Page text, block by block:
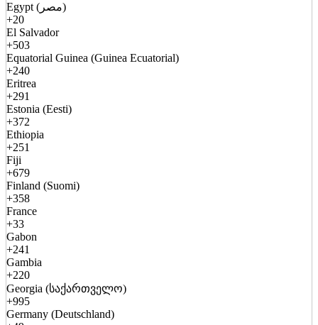
Egypt (مصر)
+20
El Salvador
+503
Equatorial Guinea (Guinea Ecuatorial)
+240
Eritrea
+291
Estonia (Eesti)
+372
Ethiopia
+251
Fiji
+679
Finland (Suomi)
+358
France
+33
Gabon
+241
Gambia
+220
Georgia (საქართველო)
+995
Germany (Deutschland)